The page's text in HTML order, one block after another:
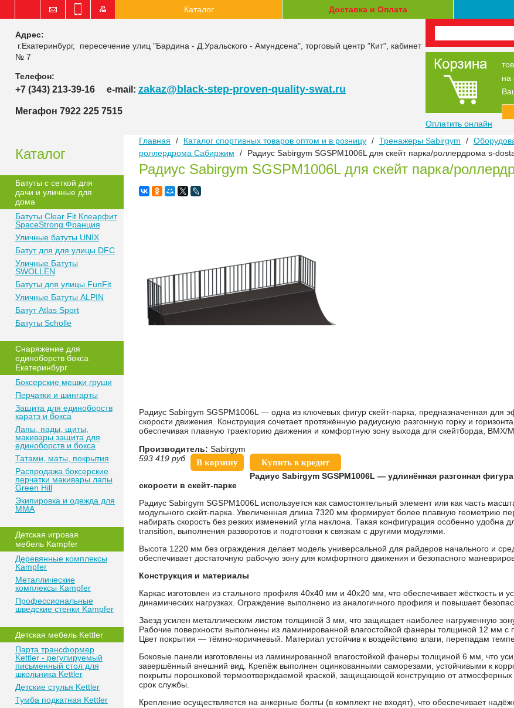
Каталог Доставка и Оплата
Адрес:
г.Екатеринбург, пересечение улиц "Бардина - Д.Уральского - Амундсена", торговый центр "Кит", кабинет
№ 7
Телефон:
+7 (343) 213-39-16 e-mail: zakaz@black-step-proven-quality-swat.ru
Мегафон 7922 225 7515
на
Оплатить онлайн
Каталог
Батуты с сеткой для
дачи и уличные для
дома
Батуты Clear Fit Клеарфит
SpaceStrong Франция
Уличные батуты UNIX
Батут для для улицы DFC
Уличные Батуты
SWOLLEN
Батуты для улицы FunFit
Уличные Батуты ALPIN
Батут Atlas Sport
Батуты Scholle
Снаряжение для
единоборств бокса
Екатеринбург
Боксерские мешки груши
Перчатки и шингарты
Защита для единоборств
каратэ и бокса
Лапы, пады, щиты,
макивары защита для
единоборств и бокса
Татами, маты, покрытия
Распродажа боксерские
перчатки макивары лапы
Green Hill
Экипировка и одежда для
MMA
Детская игровая
мебель Kampfer
Деревянные комплексы
Kampfer
Металлические
комплексы Kampfer
Профессиональные
шведские стенки Kampfer
Детская мебель Kettler
Парта трансформер
Kettler - регулируемый
письменный стол для
школьника Kettler
Детские стулья Kettler
Тумба подкатная Kettler
Главная / Каталог спортивных товаров оптом и в розницу / Тренажеры Sabirgym /
роллердрома Сабиржим
/ Радиус Sabirgym SGSPM1006L для скейт парка/роллердрома s-
Радиус Sabirgym SGSPM1006L для скейт парка/
Радиус Sabirgym SGSPM1006L — одна из ключевых фигур скейт-парка, предназначенная для
скорости движения. Конструкция сочетает протяжённую радиусную разгонную горку и
обеспечивая плавную траекторию движения и комфортную зону выхода для скейтборда, BMX/
Производитель: Sabirgym
593 419 руб. В корзину
Купить в кредит
Радиус Sabirgym SGSPM1006L — удлинённая разгонная
скорости в скейт-парке
Радиус Sabirgym SGSPM1006L используется как самостоятельный элемент или как часть
модульного скейт-парка. Увеличенная длина 7320 мм формирует более плавную геометрию
набирать скорость без резких изменений угла наклона. Такая конфигурация особенно удобна
transition, выполнения разворотов и подготовки к связкам с другими модулями.
Высота 1220 мм без ограждения делает модель универсальной для райдеров начального и
обеспечивает достаточную рабочую зону для комфортного движения и безопасного
Конструкция и материалы
Каркас изготовлен из стального профиля 40х40 мм и 40х20 мм, что обеспечивает жёсткость и
динамических нагрузках. Ограждение выполнено из аналогичного профиля и повышает
Заезд усилен металлическим листом толщиной 3 мм, что защищает наиболее нагруженную
Рабочие поверхности выполнены из ламинированной влагостойкой фанеры толщиной 12 мм с
Цвет покрытия — тёмно-коричневый. Материал устойчив к воздействию влаги, перепадам
Боковые панели изготовлены из ламинированной влагостойкой фанеры толщиной 6 мм, что
завершённый внешний вид. Крепёж выполнен оцинкованными саморезами, устойчивыми к
покрыты порошковой термоотверждаемой краской, защищающей конструкцию от
срок службы.
Крепление осуществляется на анкерные болты (в комплект не входят), что обеспечивает